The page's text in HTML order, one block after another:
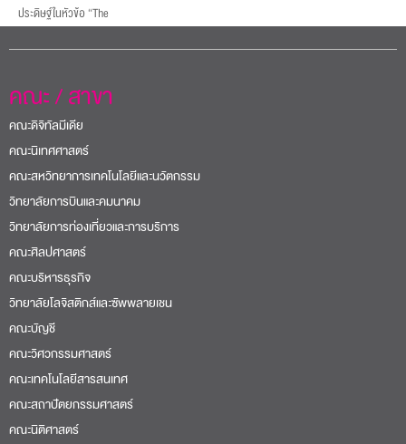
ประดิษฐ์ในหัวข้อ “The
คณะ / สาขา
คณะดิจิทัลมีเดีย
คณะนิเทศศาสตร์
คณะสหวิทยาการเทคโนโลยีและนวัตกรรม
วิทยาลัยการบินและคมนาคม
วิทยาลัยการท่องเที่ยวและการบริการ
คณะศิลปศาสตร์
คณะบริหารธุรกิจ
วิทยาลัยโลจิสติกส์และซัพพลายเชน
คณะบัญชี
คณะวิศวกรรมศาสตร์
คณะเทคโนโลยีสารสนเทศ
คณะสถาปัตยกรรมศาสตร์
คณะนิติศาสตร์